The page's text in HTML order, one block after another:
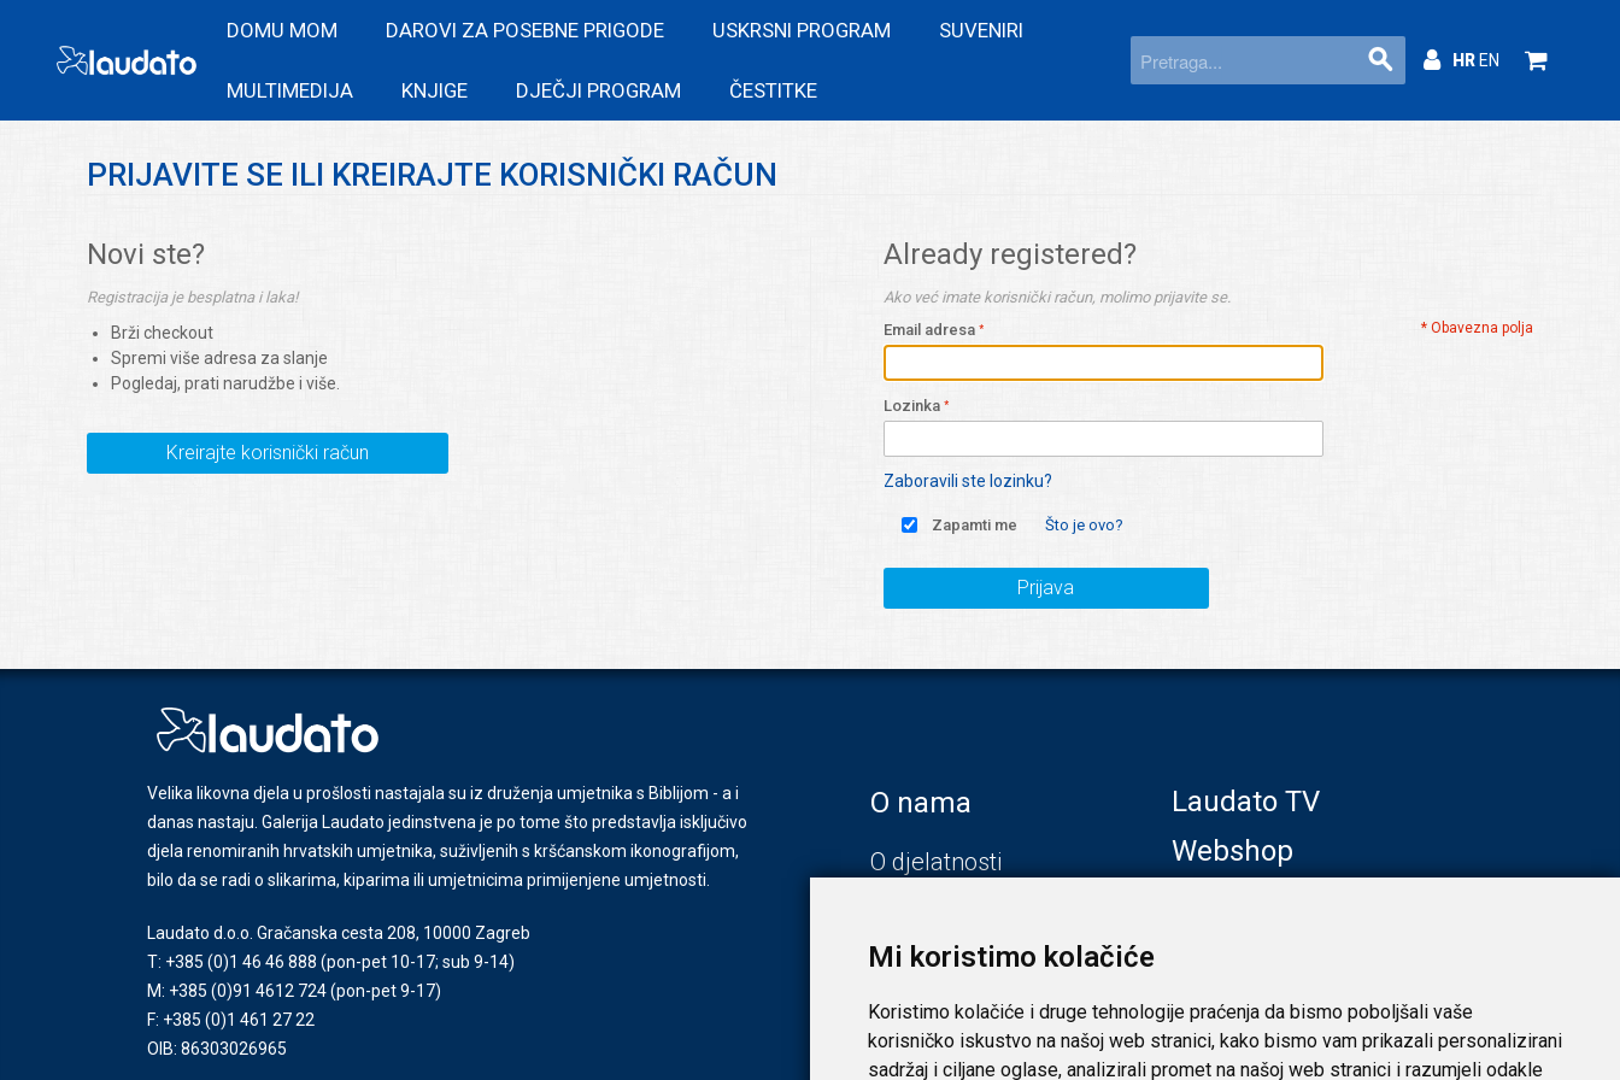
Mi koristimo kolačiće
Koristimo kolačiće i druge tehnologije praćenja da bismo poboljšali vaše
korisničko iskustvo na našoj web stranici, kako bismo vam prikazali personalizirani
sadržaj i ciljane oglase, analizirali promet na našoj web stranici i razumjeli odakle
DOMU MOM DAROVI ZA POSEBNE PRIGODE USKRSNI PROGRAM SUVENIRI
MULTIMEDIJA KNJIGE DJEČJI PROGRAM ČESTITKE
HREN
PRIJAVITE SE ILI KREIRAJTE KORISNIČKI RAČUN
Novi ste?
Registracija je besplatna i laka!
Brži checkout
Spremi više adresa za slanje
Pogledaj, prati narudžbe i više.
Kreirajte korisnički račun
Already registered?
Ako već imate korisnički račun, molimo prijavite se.
* Obavezna polja
Email adresa
Lozinka
Zaboravili ste lozinku?
Zapamti me Što je ovo?
Prijava
Velika likovna djela u prošlosti nastajala su iz druženja umjetnika s Biblijom - a i
danas nastaju. Galerija Laudato jedinstvena je po tome što predstavlja isključivo
djela renomiranih hrvatskih umjetnika, suživljenih s kršćanskom ikonografijom,
bilo da se radi o slikarima, kiparima ili umjetnicima primijenjene umjetnosti.
Laudato d.o.o. Gračanska cesta 208, 10000 Zagreb
T: +385 (0)1 46 46 888 (pon-pet 10-17; sub 9-14)
M: +385 (0)91 4612 724(pon-pet 9-17)
F: +385 (0)1 461 27 22
OIB: 86303026965
O nama
O djelatnosti
Zadar
Laudato TV
Webshop